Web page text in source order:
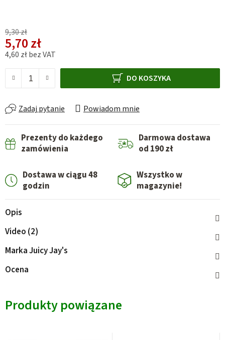
9,30 zł
5,70 zł
4,60 zł bez VAT
DO KOSZYKA
Zadaj pytanie Powiadom mnie
Prezenty do każdego
zamówienia
Darmowa dostawa
od 190 zł
Dostawa w ciągu 48
godzin
Wszystko w
magazynie!
Opis
Video (2)
MarkaJuicy Jay's
Ocena
Produkty powiązane